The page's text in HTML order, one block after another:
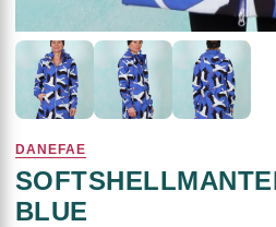
DANEFAE
BLUE